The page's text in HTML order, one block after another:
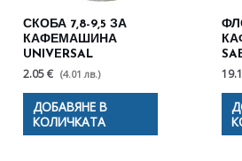
СКОБА 7,8-9,5 ЗА
КАФЕМАШИНА
UNIVERSAL
2.05 € (4.01 лв.)
ДОБАВЯНЕ В
КОЛИЧКАТА